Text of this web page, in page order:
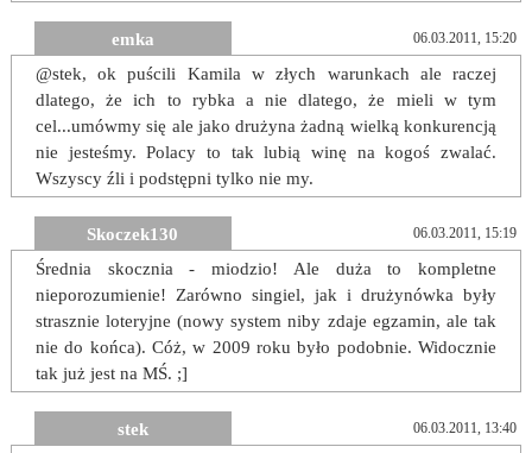
emka 06.03.2011, 15:20
@stek, ok puścili Kamila w złych warunkach ale raczej
dlatego, że ich to rybka a nie dlatego, że mieli w tym
cel...umówmy się ale jako drużyna żadną wielką konkurencją
nie jesteśmy. Polacy to tak lubią winę na kogoś zwalać.
Wszyscy źli i podstępni tylko nie my.
Skoczek130 06.03.2011, 15:19
Średnia skocznia - miodzio! Ale duża to kompletne
nieporozumienie! Zarówno singiel, jak i drużynówka były
strasznie loteryjne (nowy system niby zdaje egzamin, ale tak
nie do końca). Cóż, w 2009 roku było podobnie. Widocznie
tak już jest na MŚ. ;]
stek 06.03.2011, 13:40